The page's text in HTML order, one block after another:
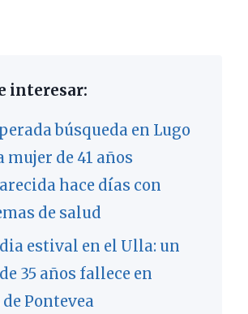
interesar:
búsqueda en Lugo
mujer de 41 años
hace días con
de salud
estival en el Ulla: un
35 años fallece en
Pontevea